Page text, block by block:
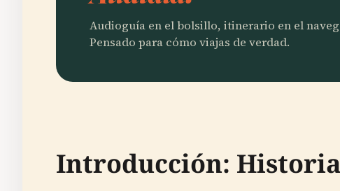
Audioguía en el bolsillo, itinerario en el
Pensado para cómo viajas de verdad.
Introducción: